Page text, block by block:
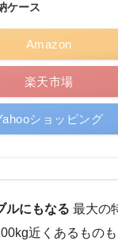
ケース
Amazon
楽天市場
ショッピング
ルにもなる 最大の
近くあるもの